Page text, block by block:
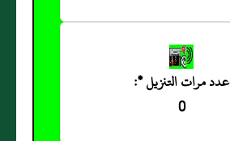
عدد مرات التنزيل *:
0